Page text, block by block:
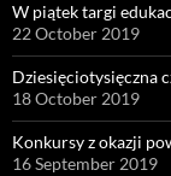
W piątek targi
22 October 2019
Dziesięciotysięczna
18 October 2019
Konkursy z okazji
16 September 2019